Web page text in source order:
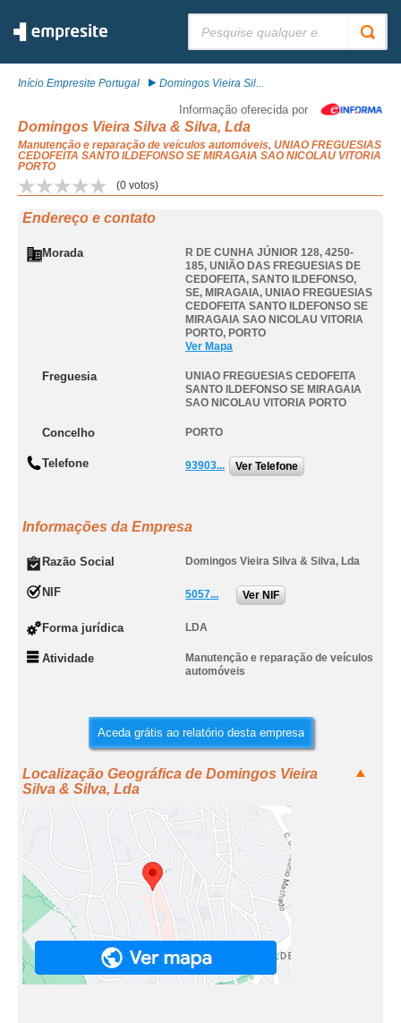
Início Empresite Portugal Domingos Vieira Sil...
Informação oferecida por
Domingos Vieira Silva & Silva, Lda
Manutenção e reparação de veículos automóveis, UNIAO FREGUESIAS
CEDOFEITA SANTO ILDEFONSO SE MIRAGAIA SAO NICOLAU VITORIA
PORTO
(0 votos)
Endereço e contato
Morada
R DE CUNHA JÚNIOR 128, 4250-
185, UNIÃO DAS FREGUESIAS DE
CEDOFEITA, SANTO ILDEFONSO,
SE, MIRAGAIA, UNIAO FREGUESIAS
CEDOFEITA SANTO ILDEFONSO SE
MIRAGAIA SAO NICOLAU VITORIA
PORTO, PORTO
Ver Mapa
Freguesia
UNIAO FREGUESIAS CEDOFEITA
SANTO ILDEFONSO SE MIRAGAIA
SAO NICOLAU VITORIA PORTO
Concelho PORTO
Telefone 93903... Ver Telefone
Informações da Empresa
Razão Social Domingos Vieira Silva & Silva, Lda
NIF 5057... Ver NIF
Forma jurídica LDA
Atividade
Manutenção e reparação de veículos
automóveis
Aceda grátis ao relatório desta empresa
Localização Geográfica de Domingos Vieira
Silva & Silva, Lda